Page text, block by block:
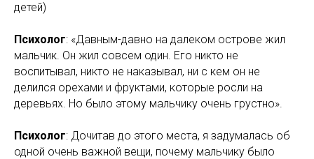
детей)
Психолог: «Давным-давно на далеком острове жил
мальчик. Он жил совсем один. Его никто не
воспитывал, никто не наказывал, ни с кем он не
делился орехами и фруктами, которые росли на
деревьях. Но было этому мальчику очень грустно».
Психолог: Дочитав до этого места, я задумалась об
одной очень важной вещи, почему мальчику было